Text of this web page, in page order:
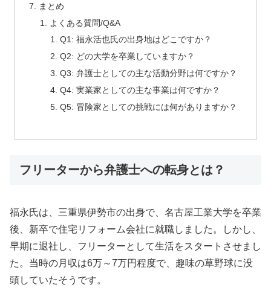
まとめ
よくある質問/Q&A
Q1: 福永活也氏の出身地はどこですか？
Q2: どの大学を卒業していますか？
Q3: 弁護士としての主な活動分野は何ですか？
Q4: 実業家としての主な事業は何ですか？
Q5: 冒険家としての挑戦には何がありますか？
フリーターから弁護士への転身とは？
福永氏は、三重県伊勢市の出身で、名古屋工業大学を卒業
後、新卒で住宅リフォーム会社に就職しました。しかし、
早期に退社し、フリーターとして生活をスタートさせまし
た。当時の月収は6万～7万円程度で、趣味の草野球に没
頭していたそうです。